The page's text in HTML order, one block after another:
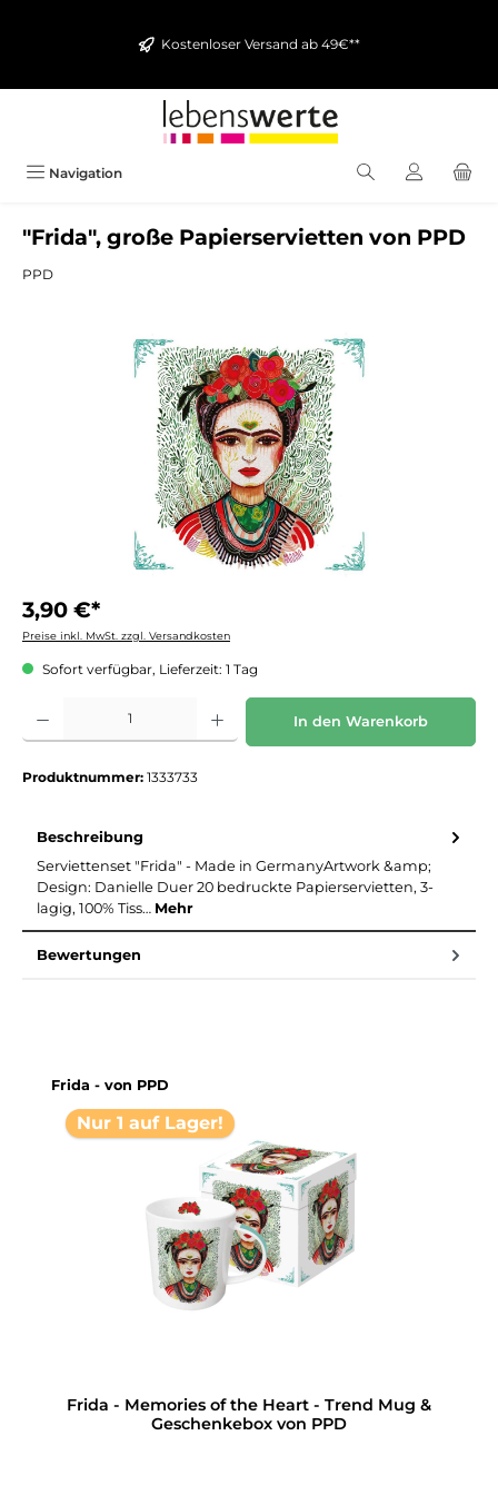
Kostenloser Versand ab 49€**
Navigation
"Frida", große Papierservietten von PPD
PPD
Bildergalerie überspringen
3,90 €*
Preise inkl. MwSt. zzgl. Versandkosten
Sofort verfügbar, Lieferzeit: 1 Tag
Produkt Anzahl: Gib den gewünschten Wert ein oder benutze die Schaltflächen um
In den Warenkorb
Produktnummer: 1333733
Beschreibung
Serviettenset "Frida" - Made in GermanyArtwork &amp;
Design: Danielle Duer 20 bedruckte Papierservietten, 3-
lagig, 100% Tiss… Mehr
Bewertungen
Produktgalerie überspringen
Frida - von PPD
Nur 1 auf Lager!
Frida - Memories of the Heart - Trend Mug &
Geschenkebox von PPD